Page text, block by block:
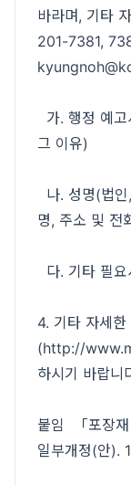
바라며, 기타
201-7381,
가. 행정 예고
그 이유)
나. 성명(법
명, 주소 및 전
다. 기타 필요
4. 기타 자세한
(http://
하시기 바랍니
붙임 「포장재
일부개정(안).